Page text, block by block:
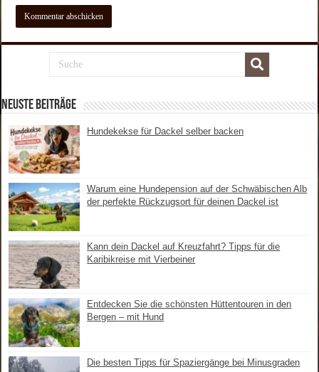
Neuste Beiträge
Hundekekse für Dackel selber backen
Warum eine Hundepension auf der Schwäbischen Alb
der perfekte Rückzugsort für deinen Dackel ist
Kann dein Dackel auf Kreuzfahrt? Tipps für die
Karibikreise mit Vierbeiner
Entdecken Sie die schönsten Hüttentouren in den
Bergen – mit Hund
Die besten Tipps für Spaziergänge bei Minusgraden